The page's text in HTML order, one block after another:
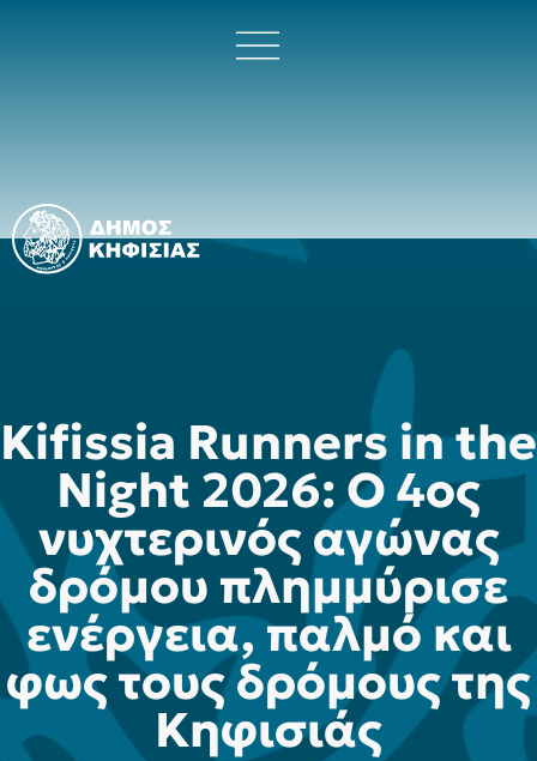
Kifissia Runners in the
Night 2026: Ο 4ος
νυχτερινός αγώνας
δρόμου πλημμύρισε
ενέργεια, παλμό και
φως τους δρόμους της
Κηφισιάς